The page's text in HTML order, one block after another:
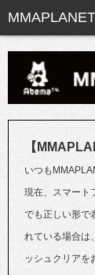
【
いつも
現在、スマート
でも正しい形で
れている場合は
ッシュクリアを